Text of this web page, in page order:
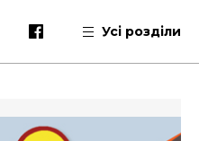
Усі розділи